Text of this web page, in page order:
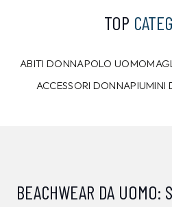
TOP
ABITI DONNAPOLO UOMO
ACCESSORI DONNAPIUMINI
BEACHWEAR DA UOMO: